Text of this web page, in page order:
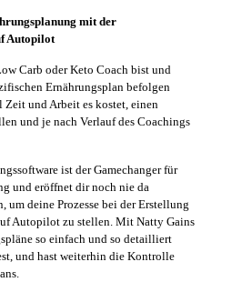
mit der
Autopilot
Carb oder Keto Coach bist und
Ernährungsplan befolgen
und Arbeit es kostet, einen
und je nach Verlauf des Coachings
ist der Gamechanger für
und eröffnet dir noch nie da
um deine Prozesse bei der Erstellung
Autopilot zu stellen. Mit Natty Gains
so einfach und so detailliert
und hast weiterhin die Kontrolle